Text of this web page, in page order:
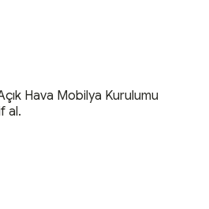
Hava Mobilya Kurulumu
al.